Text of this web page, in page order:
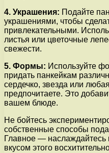
4. Украшения: Подайте
украшениями, чтобы
привлекательными.
листья или цветочные
свежести.
5. Формы: Используйте
придать панкейкам
сердечко, звезда или
предпочитаете. Это
вашем блюде.
Не бойтесь
собственные способы
Главное — наслаждайтесь
вкусом этого